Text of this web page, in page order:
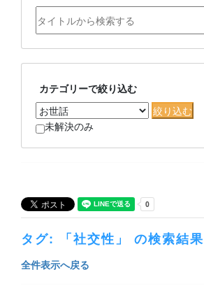
カテゴリーで絞り込む
未解決のみ
タグ: 「社交性」 の検索結果
全件表示へ戻る